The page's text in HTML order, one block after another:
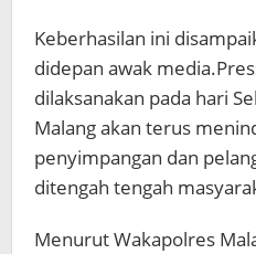
Keberhasilan ini
didepan awak
dilaksanakan pada hari
Malang akan terus
penyimpangan dan
ditengah tengah
Menurut Wakapolres